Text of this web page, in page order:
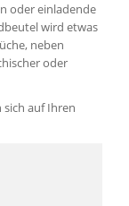
oder einladende
wird etwas
neben
oder
sich auf Ihren